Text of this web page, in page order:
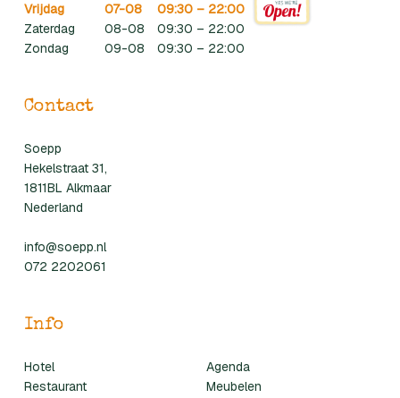
Vrijdag
07-08
09:30 – 22:00
Zaterdag
08-08
09:30 – 22:00
Zondag
09-08 09:30 – 22:00
Contact
Soepp
Hekelstraat 31,
1811BL Alkmaar
Nederland
info@soepp.nl
072 2202061
Info
Hotel
Restaurant
Agenda
Meubelen